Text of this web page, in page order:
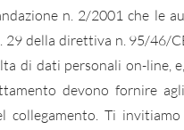
n. 2/2001 che le
della direttiva n. 95/46/
di dati personali on-line,
devono fornire
collegamento. Ti